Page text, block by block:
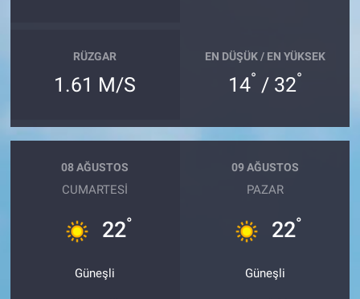
RÜZGAR
1.61 M/S
EN DÜŞÜK / EN YÜKSEK
14° / 32°
08 AĞUSTOS
CUMARTESI
22°
Güneşli
09 AĞUSTOS
PAZAR
22°
Güneşli